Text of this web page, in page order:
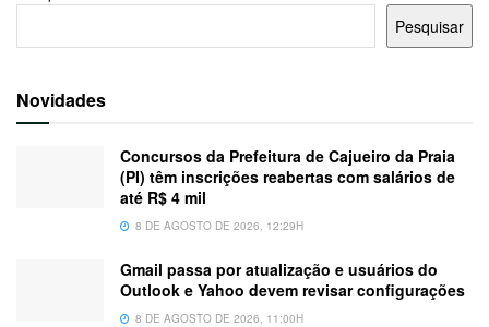
Pesquisar
Novidades
Concursos da Prefeitura de Cajueiro da Praia
(PI) têm inscrições reabertas com salários de
até R$ 4 mil
8 DE AGOSTO DE 2026, 12:29H
Gmail passa por atualização e usuários do
Outlook e Yahoo devem revisar configurações
8 DE AGOSTO DE 2026, 11:00H